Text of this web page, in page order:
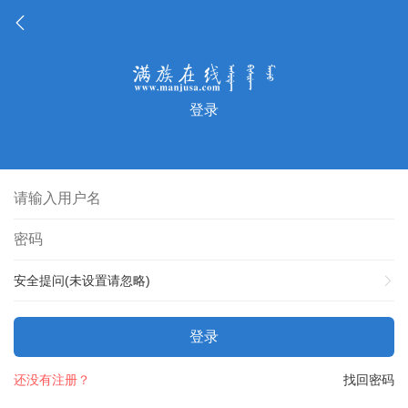
登录
安全提问(未设置请忽略)
登录
找回密码
还没有注册？